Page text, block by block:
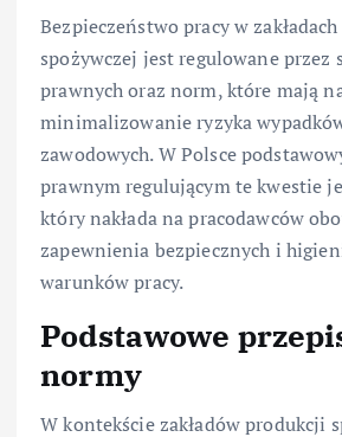
Bezpieczeństwo pracy w
spożywczej jest regulowane przez
prawnych oraz norm, które mają
minimalizowanie ryzyka
zawodowych. W Polsce
prawnym regulującym te kwestie
który nakłada na pracodawców
zapewnienia bezpiecznych i
warunków pracy.
Podstawowe
normy
W kontekście zakładów produkcji